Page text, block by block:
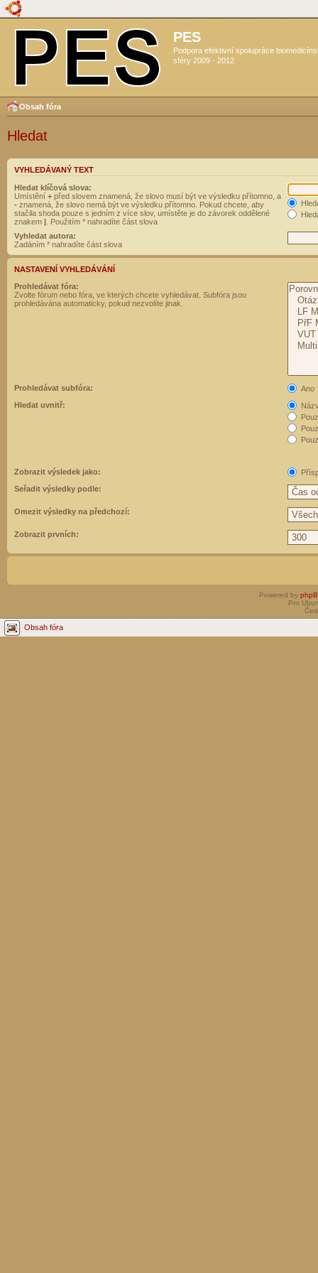
PES
Podpora efektivní spolupráce
sféry 2009 - 2012
Obsah fóra
Hledat
VYHLEDÁVANÝ TEXT
Hledat klíčová slova:
Umístění + před slovem znamená, že slovo musí být ve výsledku přítomno, a
- znamená, že slovo nemá být ve výsledku přítomno. Pokud chcete, aby
stačila shoda pouze s jedním z více slov, umístěte je do závorek oddělené
znakem | . Použitím * nahradíte část slova
Vyhledat autora:
Zadáním * nahradíte část slova
NASTAVENÍ VYHLEDÁVÁNÍ
Prohledávat fóra:
Zvolte fórum nebo fóra, ve kterých chcete vyhledávat. Subfóra jsou
prohledávána automaticky, pokud nezvolíte jinak.
Prohledávat subfóra:
Ano
Hledat uvnitř:
Zobrazit výsledek jako:
Seřadit výsledky podle:
Omezit výsledky na předchozí:
Zobrazit prvních:
Powered by
Pro
Obsah fóra